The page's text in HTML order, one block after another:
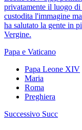
privatamente il luogo di
custodita l'immagine
ha salutato la gente in
Vergine.
Papa e Vaticano
Papa Leone XIV
Maria
Roma
Preghiera
Successivo Succ